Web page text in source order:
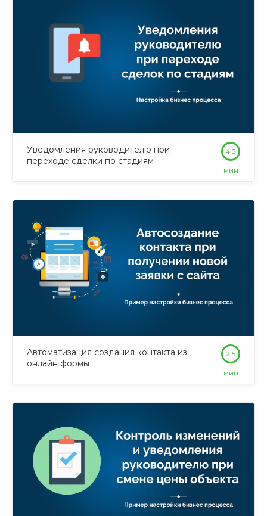
Уведомления руководителю при
переходе сделки по стадиям
4.3
мин
Автоматизация создания контакта из
онлайн формы
2.5
мин